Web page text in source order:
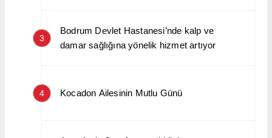
3
Bodrum Devlet Hastanesi’nde kalp ve
damar sağlığına yönelik hizmet artıyor
4 Kocadon Ailesinin Mutlu Günü